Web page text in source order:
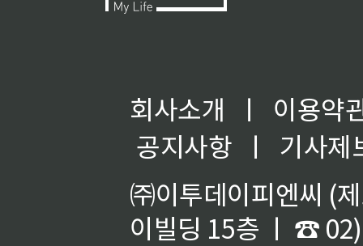
회사소개 ㅣ
이용약
공지사항
ㅣ
기사제
㈜이투데이피엔씨 (
이빌딩 15층 ㅣ ☎